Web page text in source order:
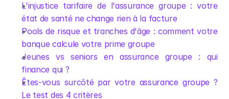
L'injustice tarifaire de l'assurance groupe : votre
état de santé ne change rien à la facture
Pools de risque et tranches d'âge : comment votre
banque calcule votre prime groupe
Jeunes vs seniors en assurance groupe : qui
finance qui ?
Êtes-vous surcôté par votre assurance groupe ?
Le test des 4 critères